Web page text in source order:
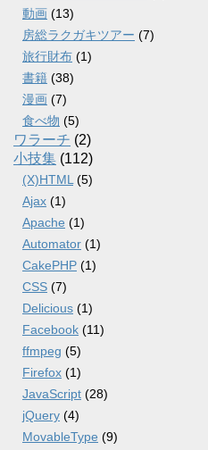
動画 (13)
房総ラクガキツアー (7)
旅行財布 (1)
書籍 (38)
漫画 (7)
食べ物 (5)
ワラーチ (2)
小技集 (112)
(X)HTML (5)
Ajax (1)
Apache (1)
Automator (1)
CakePHP (1)
CSS (7)
Delicious (1)
Facebook (11)
ffmpeg (5)
Firefox (1)
JavaScript (28)
jQuery (4)
MovableType (9)